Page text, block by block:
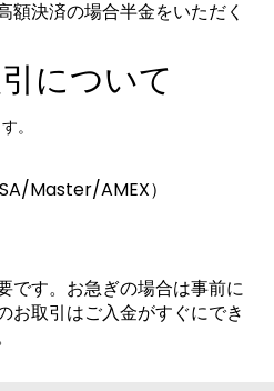
額決済の場合半金をいただく
について
。
Master/AMEX）
です。お急ぎの場合は事前に
お取引はご入金がすぐにでき